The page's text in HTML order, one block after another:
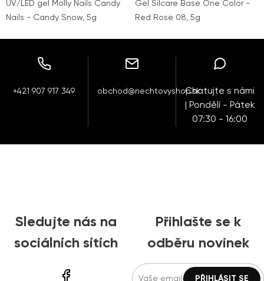
UV/LED gel Molly Nails Candy
Nails - Candy Snow, 5g
Gel Silcare Base One Color -
Red Rose 08, 5g
+421 907 917 349 obchod@nechtovyshop.skChatujte s námi
| Pondělí - Pátek
07:30 - 16:00
Sledujte nás na
sociálních sítích
Přihlašte se k
odběru novinek